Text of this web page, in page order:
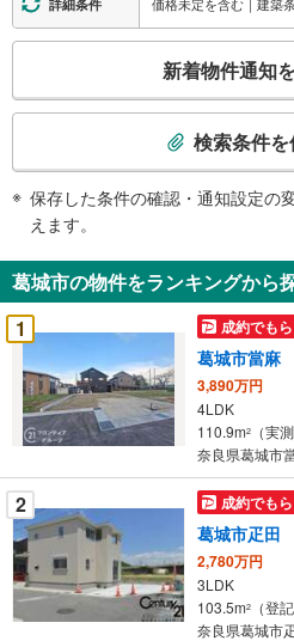
詳細条件
検
知
を
受
け
取
る
・
条
件
を
マ
イ
ペ
ー
新着物件通知
検索条件
保存した条件の確認・通知設定の
えます。
葛城市の物件をランキングから
1
成約でも
葛城市當麻
3,890万円
4LDK
110.9m2
（実測
奈良県葛城市
2 成約でも
葛城市疋田
2,780万円
3LDK
103.5m2
（登記
奈良県葛城市